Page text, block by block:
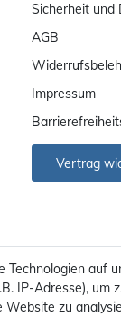
Sicherheit und
AGB
Impressum
Vertrag
Technologien auf
IP-Adresse),
zu